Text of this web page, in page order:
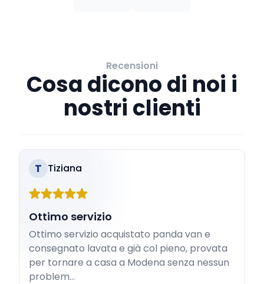
Recensioni
Cosa dicono di noi i
nostri clienti
T Tiziana
Ottimo servizio
Ottimo servizio acquistato panda van e
consegnato lavata e già col pieno, provata
per tornare a casa a Modena senza nessun
problem...